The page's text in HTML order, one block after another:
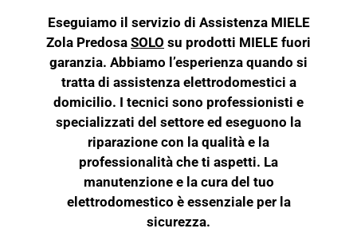
Eseguiamo il servizio di Assistenza MIELE
Zola Predosa SOLO su prodotti MIELE fuori
garanzia. Abbiamo l’esperienza quando si
tratta di assistenza elettrodomestici a
domicilio. I tecnici sono professionisti e
specializzati del settore ed eseguono la
riparazione con la qualità e la
professionalità che ti aspetti. La
manutenzione e la cura del tuo
elettrodomestico è essenziale per la
sicurezza.